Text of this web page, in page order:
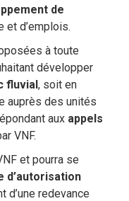
de
et d’emplois.
à toute
développer
fluvial, soit en
auprès des unités
aux appels
VNF.
et pourra se
d’autorisation
d’une redevance